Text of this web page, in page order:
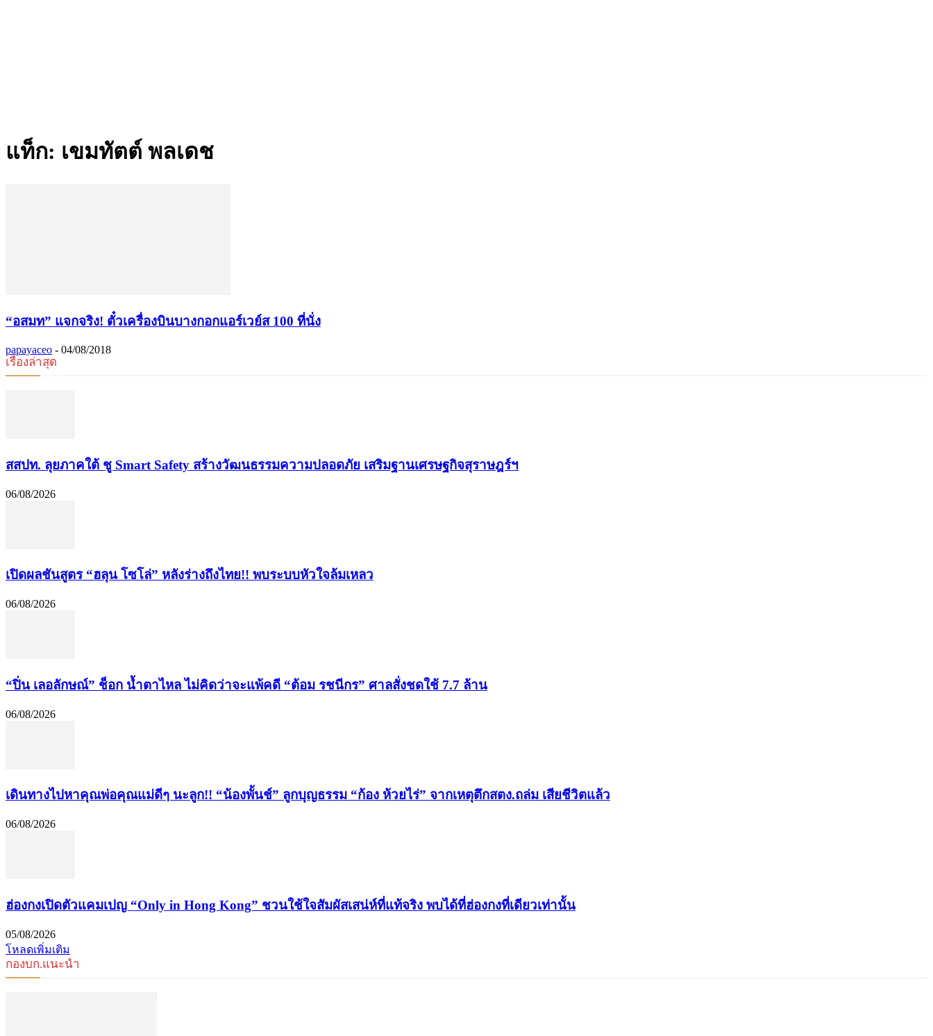
แท็ก: เขมทัตต์ พลเดช
“อสมท” แจกจริง! ตั๋วเครื่องบินบางกอกแอร์เวย์ส 100 ที่นั่ง
papayaceo - 04/08/2018
เรื่องล่าสุด
​สสปท. ลุยภาคใต้ ชู Smart Safety สร้างวัฒนธรรมความปลอดภัย เสริมฐานเศรษฐกิจสุราษฎร์ฯ
06/08/2026
เปิดผลชันสูตร “ฮลุน โซโล่” หลังร่างถึงไทย!! พบระบบหัวใจล้มเหลว
06/08/2026
“ปิ่น เลอลักษณ์” ช็อก น้ำตาไหล ไม่คิดว่าจะแพ้คดี “ต้อม รชนีกร” ศาลสั่งชดใช้ 7.7 ล้าน
06/08/2026
เดินทางไปหาคุณพ่อคุณแม่ดีๆ นะลูก!! “น้องพั้นช์” ลูกบุญธรรม “ก้อง ห้วยไร่” จากเหตุตึกสตง.ถล่ม เสียชีวิตแล้ว
06/08/2026
ฮ่องกงเปิดตัวแคมเปญ “Only in Hong Kong” ชวนใช้ใจสัมผัสเสน่ห์ที่แท้จริง พบได้ที่ฮ่องกงที่เดียวเท่านั้น
05/08/2026
โหลดเพิ่มเติม
กองบก.แนะนำ